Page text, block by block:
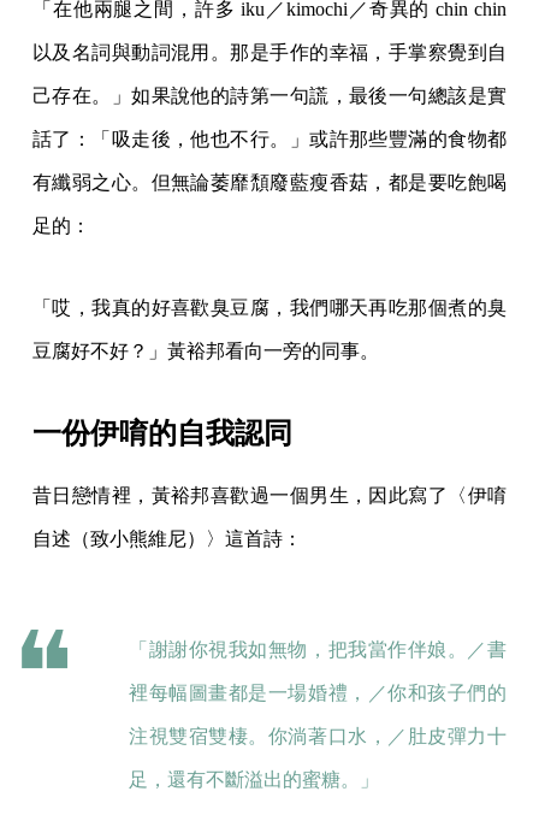
「在他兩腿之間，許多 iku／kimochi／奇異的 chin chin
以及名詞與動詞混用。那是手作的幸福，手掌察覺到自
己存在。」如果說他的詩第一句謊，最後一句總該是實
話了：「吸走後，他也不行。」或許那些豐滿的食物都
有纖弱之心。但無論萎靡頹廢藍瘦香菇，都是要吃飽喝
足的：
「哎，我真的好喜歡臭豆腐，我們哪天再吃那個煮的臭
豆腐好不好？」黃裕邦看向一旁的同事。
一份伊唷的自我認同
昔日戀情裡，黃裕邦喜歡過一個男生，因此寫了〈伊唷
自述（致小熊維尼）〉這首詩：
「謝謝你視我如無物，把我當作伴娘。／書
裡每幅圖畫都是一場婚禮，／你和孩子們的
注視雙宿雙棲。你淌著口水，／肚皮彈力十
足，還有不斷溢出的蜜糖。」